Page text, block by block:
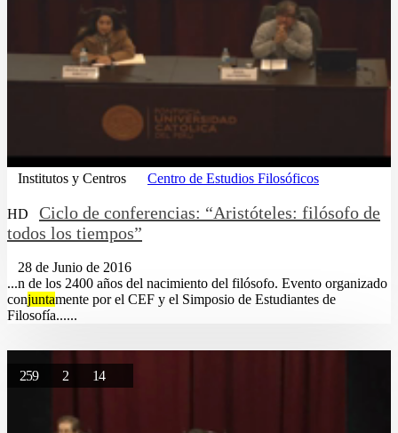
Institutos y Centros Centro de Estudios Filosóficos
HD
Ciclo de conferencias: “Aristóteles: filósofo de
todos los tiempos”
28 de Junio de 2016
...n de los 2400 años del nacimiento del filósofo. Evento organizado
conjuntamente por el CEF y el Simposio de Estudiantes de
Filosofía......
259 2 14